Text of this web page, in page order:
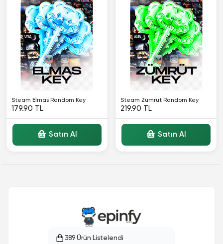
Steam Elmas Random Key
179.90 TL
Satın Al
Steam Zümrüt Random Key
219.90 TL
Satın Al
389 Ürün Listelendi